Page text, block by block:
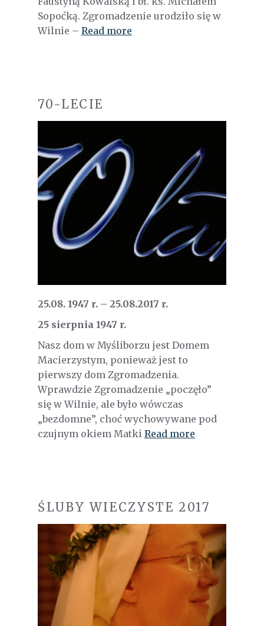
Sopoćką. Zgromadzenie urodziło się w
Wilnie – Read more
70-LECIE
25.08. 1947 r. – 25.08.2017 r.
25 sierpnia 1947 r.
Nasz dom w Myśliborzu jest Domem
Macierzystym, ponieważ jest to
pierwszy dom Zgromadzenia.
Wprawdzie Zgromadzenie „poczęło”
się w Wilnie, ale było wówczas
„bezdomne”, choć wychowywane pod
czujnym okiem Matki Read more
ŚLUBY WIECZYSTE 2017